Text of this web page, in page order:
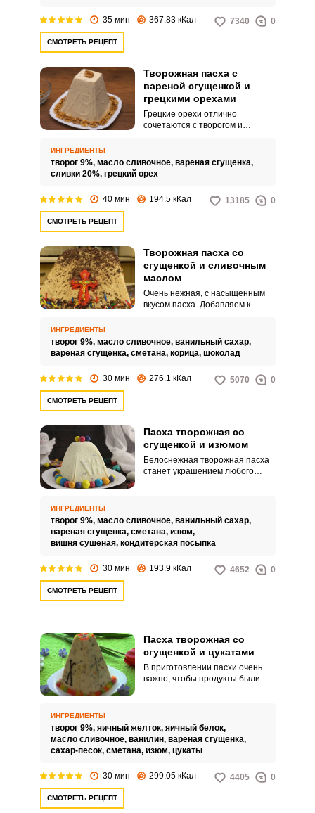
домашним.
35 мин 367.83 кКал 7340 0
СМОТРЕТЬ РЕЦЕПТ
Творожная пасха с
вареной сгущенкой и
грецкими орехами
Грецкие орехи отлично
сочетаются с творогом и
рецепт должен понравится.
ИНГРЕДИЕНТЫ
творог 9%, масло сливочное, вареная сгущенка,
сливки 20%, грецкий орех
40 мин 194.5 кКал 13185 0
СМОТРЕТЬ РЕЦЕПТ
Творожная пасха со
сгущенкой и сливочным
маслом
Очень нежная, с насыщенным
вкусом пасха. Добавляем к
ИНГРЕДИЕНТЫ
творог 9%, масло сливочное, ванильный сахар,
вареная сгущенка, сметана, корица, шоколад
30 мин 276.1 кКал 5070 0
СМОТРЕТЬ РЕЦЕПТ
Пасха творожная со
сгущенкой и изюмом
Белоснежная творожная пасха
станет украшением любого
ИНГРЕДИЕНТЫ
творог 9%, масло сливочное, ванильный сахар,
вареная сгущенка, сметана, изюм,
вишня сушеная, кондитерская посыпка
30 мин 193.9 кКал 4652 0
СМОТРЕТЬ РЕЦЕПТ
Пасха творожная со
сгущенкой и цукатами
В приготовлении пасхи очень
важно, чтобы продукты были
ИНГРЕДИЕНТЫ
творог 9%, яичный желток, яичный белок,
масло сливочное, ванилин, вареная сгущенка,
сахар-песок, сметана, изюм, цукаты
30 мин 299.05 кКал 4405 0
СМОТРЕТЬ РЕЦЕПТ